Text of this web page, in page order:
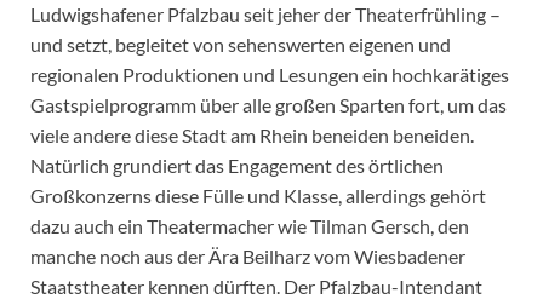
Ludwigshafener Pfalzbau seit jeher der Theaterfrühling –
und setzt, begleitet von sehenswerten eigenen und
regionalen Produktionen und Lesungen ein hochkarätiges
Gastspielprogramm über alle großen Sparten fort, um das
viele andere diese Stadt am Rhein beneiden beneiden.
Natürlich grundiert das Engagement des örtlichen
Großkonzerns diese Fülle und Klasse, allerdings gehört
dazu auch ein Theatermacher wie Tilman Gersch, den
manche noch aus der Ära Beilharz vom Wiesbadener
Staatstheater kennen dürften. Der Pfalzbau-Intendant